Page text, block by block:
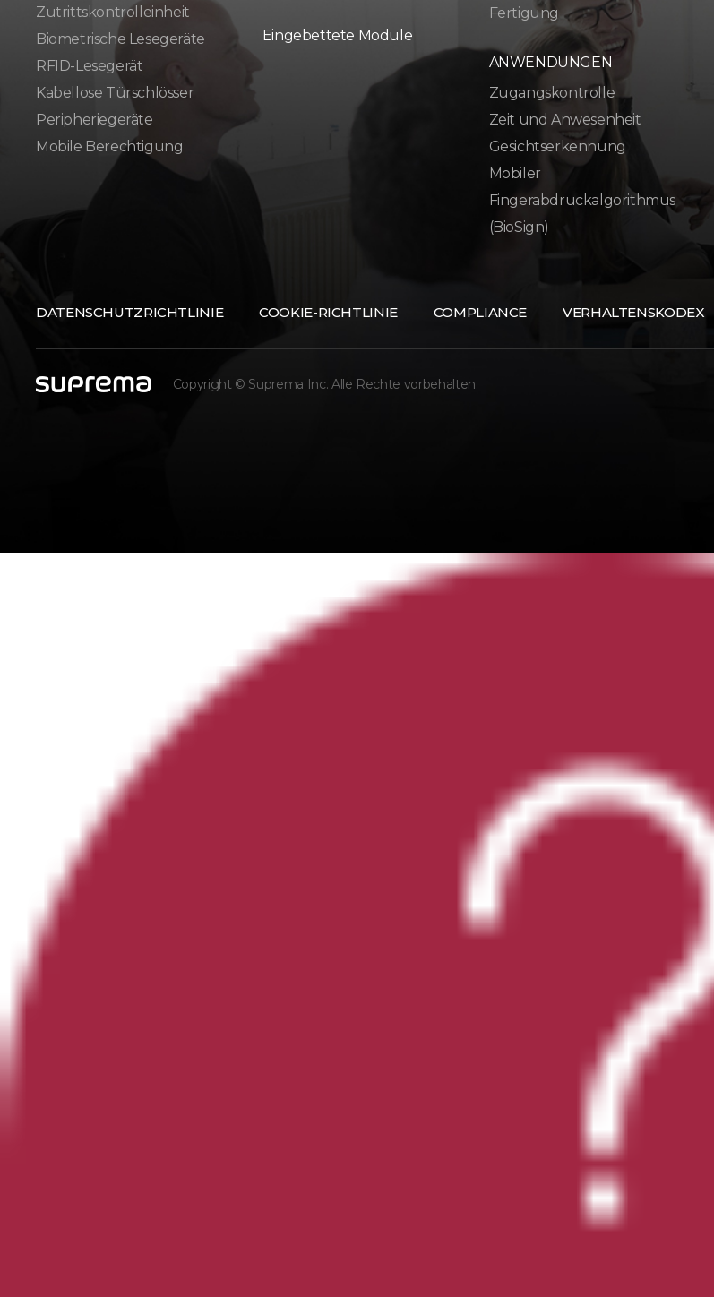
Zutrittskontrolleinheit
Biometrische Lesegeräte
RFID-Lesegerät
Kabellose Türschlösser
Peripheriegeräte
Mobile Berechtigung
Eingebettete Module
Fertigung
ANWENDUNGEN
Zugangskontrolle
Zeit und Anwesenheit
Gesichtserkennung
Mobiler
Fingerabdruckalgorithmus
(BioSign)
DATENSCHUTZRICHTLINIE COOKIE-RICHTLINIE COMPLIANCE VERHALTENSKODEX
Copyright © Suprema Inc. Alle Rechte vorbehalten.